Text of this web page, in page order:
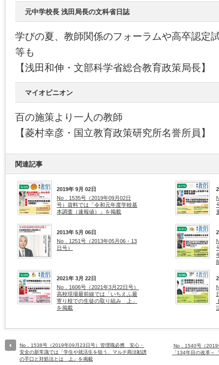
元中学校長 浅田局長の文科省日誌
学びの夏、教師関係のフォーラムや高卒認定
等も
【浅田和伸・文部科学省総合教育政策局長】
マイオピニオン
百の施策より一人の教師
【菱村幸彦・国立教育政策研究所名誉所員】
関連記事
2019年 9月 02日
No．1535号（2019年09月02日
号）資料では「令和元年度学校基
本調査（速報値）」を掲載
2013年 5月 06日
No．1251号（2013年05月06・13
日号）
2021年 3月 22日
No．1606号（2021年3月22日号）
高校現場最前線では「いちえふ最
寄り校での生徒の取り組み 上」
を掲載
No．1538号（2019年09月23日号）管理職必携 安心・
安全の新常識では「学生や就活生を狙う、マルチ商法勧誘
の手口と対処法とは 上」を掲載
No．1540号（2019
「134年目の改革～